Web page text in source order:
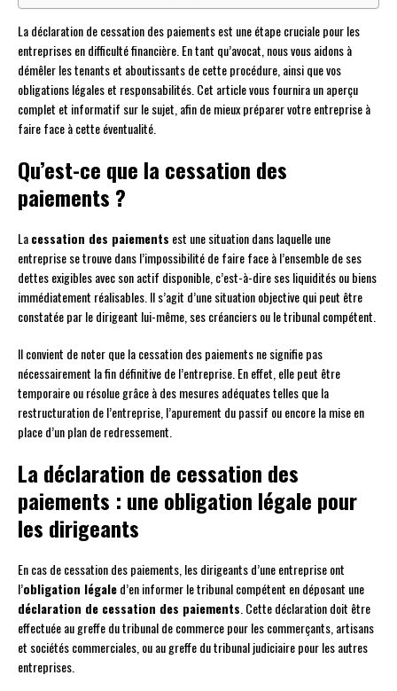
La déclaration de cessation des paiements est une étape cruciale pour les
entreprises en difficulté financière. En tant qu’avocat, nous vous aidons à
démêler les tenants et aboutissants de cette procédure, ainsi que vos
obligations légales et responsabilités. Cet article vous fournira un aperçu
complet et informatif sur le sujet, afin de mieux préparer votre entreprise à
faire face à cette éventualité.
Qu’est-ce que la cessation des
paiements ?
Lacessation des paiements est une situation dans laquelle une
entreprise se trouve dans l’impossibilité de faire face à l’ensemble de ses
dettes exigibles avec son actif disponible, c’est-à-dire ses liquidités ou biens
immédiatement réalisables. Il s’agit d’une situation objective qui peut être
constatée par le dirigeant lui-même, ses créanciers ou le tribunal compétent.
Il convient de noter que la cessation des paiements ne signifie pas
nécessairement la fin définitive de l’entreprise. En effet, elle peut être
temporaire ou résolue grâce à des mesures adéquates telles que la
restructuration de l’entreprise, l’apurement du passif ou encore la mise en
place d’un plan de redressement.
La déclaration de cessation des
paiements : une obligation légale pour
les dirigeants
En cas de cessation des paiements, les dirigeants d’une entreprise ont
l’obligation légaled’en informer le tribunal compétent en déposant une
déclaration de cessation des paiements. Cette déclaration doit être
effectuée au greffe du tribunal de commerce pour les commerçants, artisans
et sociétés commerciales, ou au greffe du tribunal judiciaire pour les autres
entreprises.